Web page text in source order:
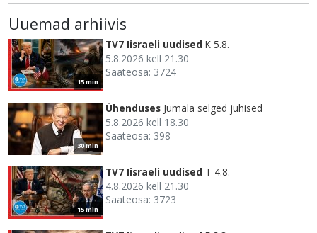
Uuemad arhiivis
15 min
TV7 Iisraeli uudised K 5.8.
5.8.2026 kell 21.30
Saateosa: 3724
30 min
Ühenduses Jumala selged juhised
5.8.2026 kell 18.30
Saateosa: 398
15 min
TV7 Iisraeli uudised T 4.8.
4.8.2026 kell 21.30
Saateosa: 3723